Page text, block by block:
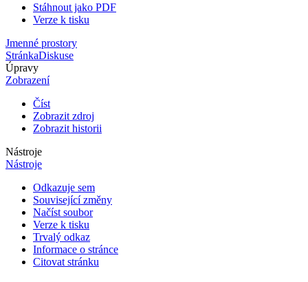
Stáhnout jako PDF
Verze k tisku
Jmenné prostory
StránkaDiskuse
Úpravy
Zobrazení
Číst
Zobrazit zdroj
Zobrazit historii
Nástroje
Nástroje
Odkazuje sem
Související změny
Načíst soubor
Verze k tisku
Trvalý odkaz
Informace o stránce
Citovat stránku